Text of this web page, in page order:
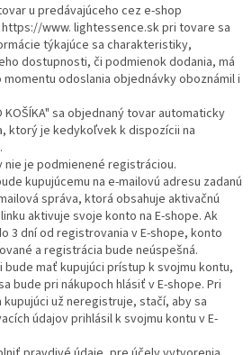
u predávajúceho cez e-shop
www. lightessence.sk pri tovare sa
týkajúce sa charakteristiky,
dostupnosti, či podmienok dodania, má
odoslania objednávky oboznámil i
KOŠÍKA" sa objednaný tovar automaticky
ktorý je kedykoľvek k dispozícii na
nie je podmienené registráciou.
kupujúcemu na e-mailovú adresu zadanú
správa, ktorá obsahuje aktivačnú
aktivuje svoje konto na E-shope. Ak
3 dní od registrovania v E-shope, konto
a registrácia bude neúspešná.
bude mať kupujúci prístup k svojmu kontu,
bude pri nákupoch hlásiť v E-shope. Pri
už neregistruje, stačí, aby sa
údajov prihlásil k svojmu kontu v E-